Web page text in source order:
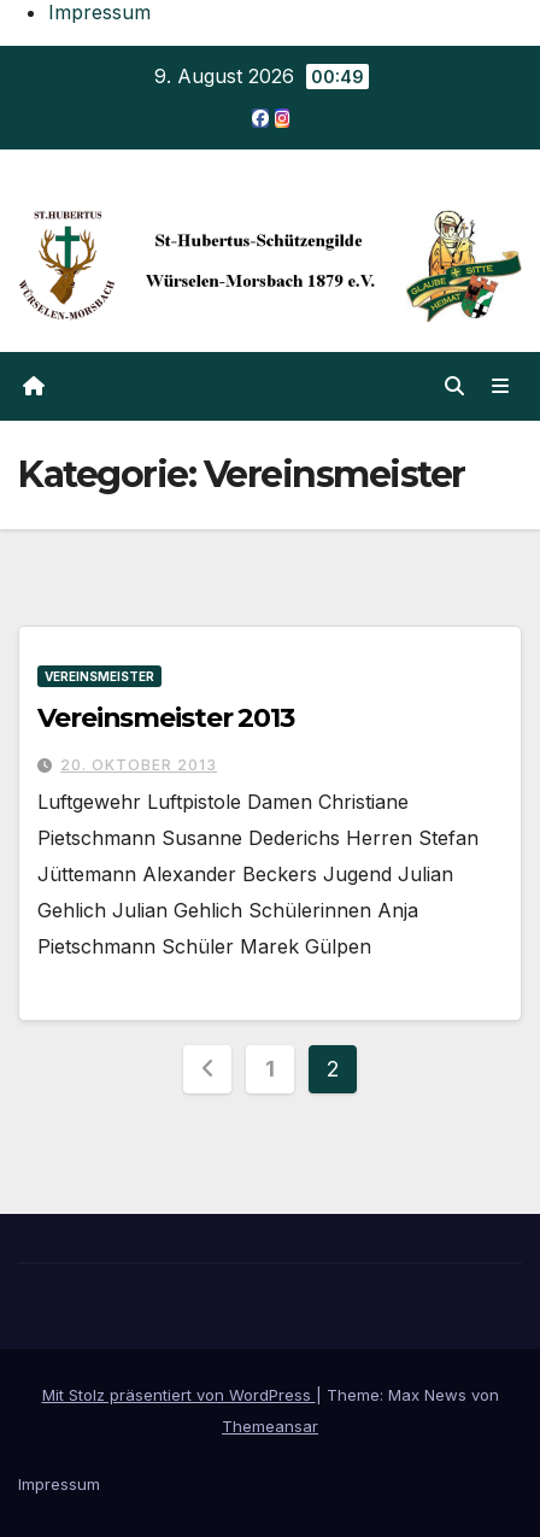
Impressum
9. August 2026 00:49
Kategorie:Vereinsmeister
VEREINSMEISTER
Vereinsmeister 2013
20. OKTOBER 2013
Luftgewehr Luftpistole Damen Christiane
Pietschmann Susanne Dederichs Herren Stefan
Jüttemann Alexander Beckers Jugend Julian
Gehlich Julian Gehlich Schülerinnen Anja
Pietschmann Schüler Marek Gülpen
1 2
Mit Stolz präsentiert von WordPress
Theme: Max News von
Themeansar
Impressum